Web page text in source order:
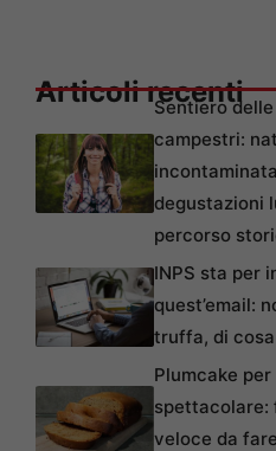
Articoli recenti
Sentiero
campestri:
degustazioni
percorso
INPS sta per
quest’email:
truffa, di
Plumcake
spettacolare:
veloce da